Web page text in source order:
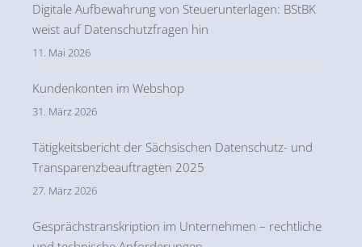
Digitale Aufbewahrung von Steuerunterlagen: BStBK
weist auf Datenschutzfragen hin
11. Mai 2026
Kundenkonten im Webshop
31. März 2026
Tätigkeitsbericht der Sächsischen Datenschutz- und
Transparenzbeauftragten 2025
27. März 2026
Gesprächstranskription im Unternehmen – rechtliche